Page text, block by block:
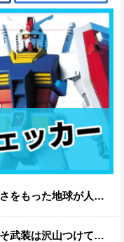
え破壊するんだ（汗だく）」
沢山つけてほしいよね